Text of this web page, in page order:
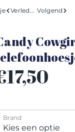
Verleden Volgend
17,50
Brand